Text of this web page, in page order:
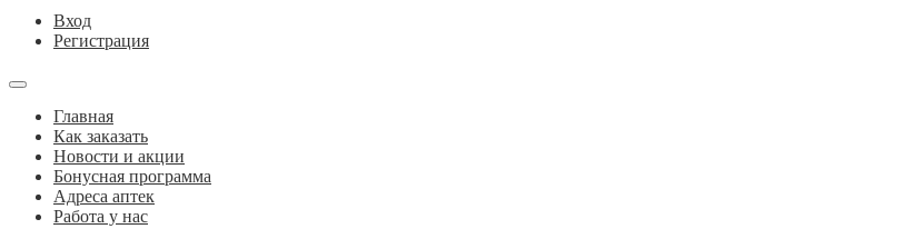
Вход
Регистрация
Главная
Как заказать
Новости и акции
Бонусная программа
Адреса аптек
Работа у нас